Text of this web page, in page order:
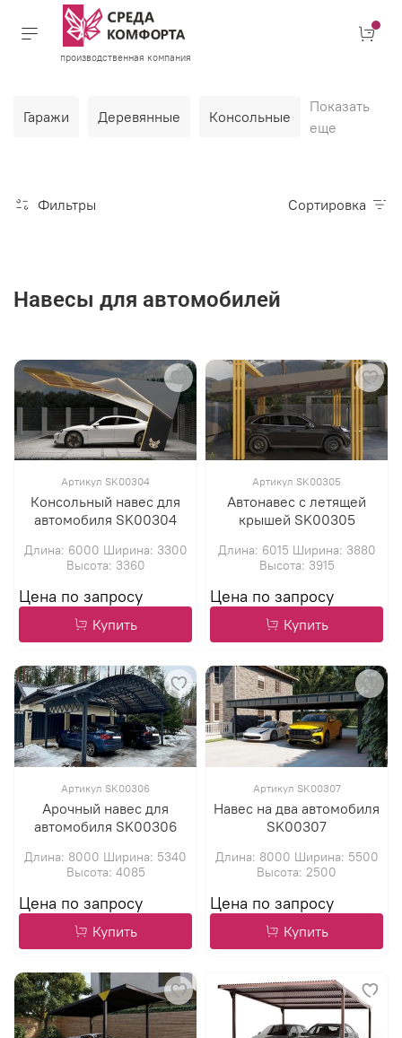
производственная компания
Гаражи Деревянные Консольные
Показать
еще
Фильтры Сортировка
Навесы для автомобилей
Артикул SK00304
Консольный навес для
автомобиля SK00304
Длина: 6000 Ширина: 3300
Высота: 3360
Купить
Артикул SK00305
Автонавес с летящей
крышей SK00305
Длина: 6015 Ширина: 3880
Высота: 3915
Купить
Артикул SK00306
Арочный навес для
автомобиля SK00306
Длина: 8000 Ширина: 5340
Высота: 4085
Купить
Артикул SK00307
Навес на два автомобиля
SK00307
Длина: 8000 Ширина: 5500
Высота: 2500
Купить